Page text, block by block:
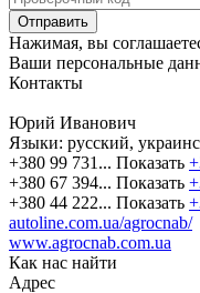
Нажимая, вы
Ваши персональные
Контакты
Юрий Иванович
Языки: русский,
+380 99 731... Показать
+380 67 394... Показать
+380 44 222... Показать
autoline.com.ua/agrocnab/
www.agrocnab.com.ua
Как нас найти
Адрес